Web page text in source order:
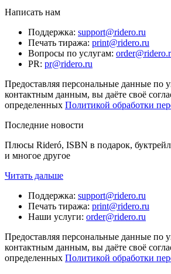
Написать нам
Поддержка: support@ridero.ru
Печать тиража: print@ridero.ru
Вопросы по услугам:
PR: pr@ridero.ru
Предоставляя персональные данные по
контактным данным, вы даёте своё
определенных Политикой обработки
Последние новости
Плюсы Rideró, ISBN в подарок,
и многое другое
Читать дальше
Поддержка: support@ridero.ru
Печать тиража: print@ridero.ru
Наши услуги: order@ridero.ru
Предоставляя персональные данные по
контактным данным, вы даёте своё
определенных Политикой обработки